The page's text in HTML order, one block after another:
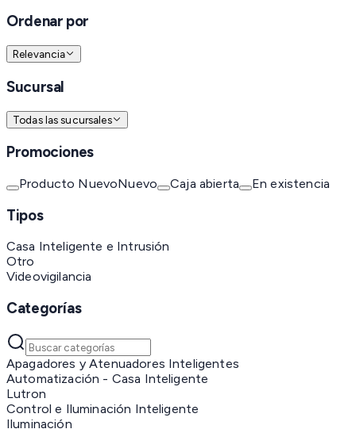
Ordenar por
Relevancia
Sucursal
Todas las sucursales
Promociones
Producto NuevoNuevo Caja abierta En existencia
Tipos
Casa Inteligente e Intrusión
Otro
Videovigilancia
Categorías
Apagadores y Atenuadores Inteligentes
Automatización - Casa Inteligente
Lutron
Control e Iluminación Inteligente
Iluminación